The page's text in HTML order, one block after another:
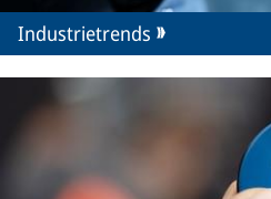
Industrietrends